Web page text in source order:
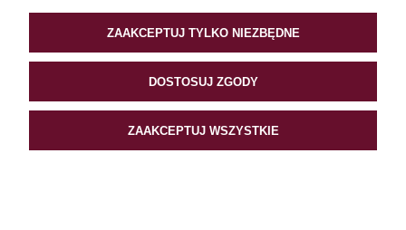
PŁATNOŚCI I DOSTAWA
O NAS
ZAAKCEPTUJ TYLKO NIEZBĘDNE
DOSTOSUJ ZGODY
ZAAKCEPTUJ WSZYSTKIE